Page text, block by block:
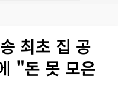
최초 집 공
"돈 못 모은